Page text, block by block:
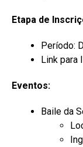
Etapa de
Período:
Link para
Eventos:
Baile da